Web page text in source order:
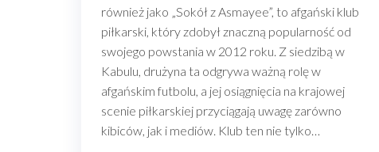
również jako „Sokół z Asmayee”, to afgański klub
piłkarski, który zdobył znaczną popularność od
swojego powstania w 2012 roku. Z siedzibą w
Kabulu, drużyna ta odgrywa ważną rolę w
afgańskim futbolu, a jej osiągnięcia na krajowej
scenie piłkarskiej przyciągają uwagę zarówno
kibiców, jak i mediów. Klub ten nie tylko…